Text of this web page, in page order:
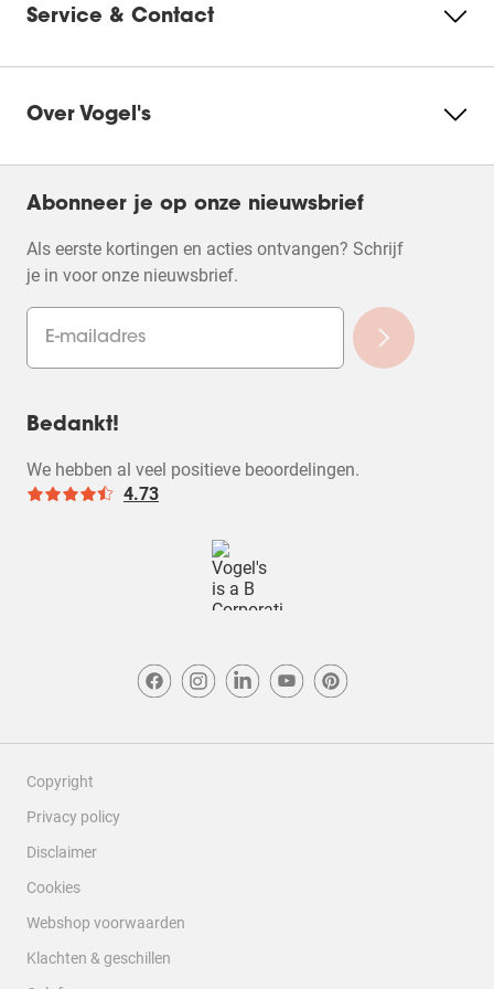
niet compatibel is met jouw toestel en kun je de app
Service & Contact
Over Vogel's
Abonneer je op onze nieuwsbrief
Als eerste kortingen en acties ontvangen? Schrijf
je in voor onze nieuwsbrief.
Bedankt!
We hebben al veel positieve beoordelingen.
4.73
Copyright
Privacy policy
Disclaimer
Cookies
Webshop voorwaarden
Klachten & geschillen